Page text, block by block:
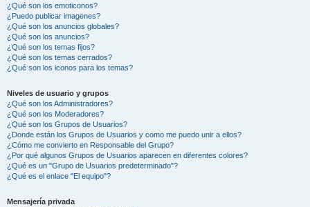
¿Qué son los emoticonos?
¿Puedo publicar imagenes?
¿Qué son los anuncios globales?
¿Qué son los anuncios?
¿Qué son los temas fijos?
¿Qué son los temas cerrados?
¿Qué son los iconos para los temas?
Niveles de usuario y grupos
¿Qué son los Administradores?
¿Qué son los Moderadores?
¿Qué son los Grupos de Usuarios?
¿Donde están los Grupos de Usuarios y como me puedo unir a ellos?
¿Cómo me convierto en Responsable del Grupo?
¿Por qué algunos Grupos de Usuarios aparecen en diferentes colores?
¿Qué es un "Grupo de Usuarios predeterminado"?
¿Qué es el enlace "El equipo"?
Mensajería privada